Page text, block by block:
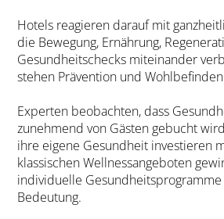
Hotels reagieren darauf mit
die Bewegung, Ernährung,
Gesundheitschecks miteinander
stehen Prävention und
Experten beobachten, dass
zunehmend von Gästen gebucht
ihre eigene Gesundheit investieren
klassischen Wellnessangeboten
individuelle
Bedeutung.